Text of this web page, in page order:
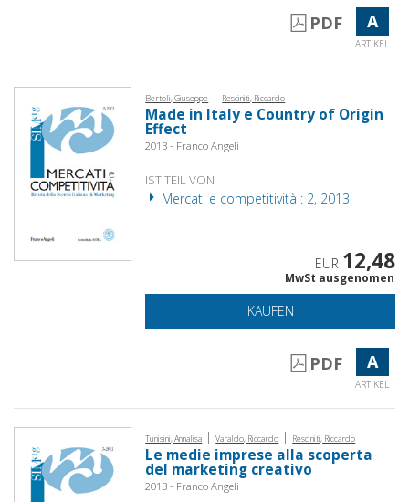
PDF A
ARTIKEL
Bertoli, Giuseppe | Resciniti, Riccardo
Made in Italy e Country of Origin
Effect
2013 - Franco Angeli
IST TEIL VON
Mercati e competitività : 2, 2013
EUR 12,48
MwSt ausgenomen
KAUFEN
PDF A
ARTIKEL
Tunisini, Annalisa | Varaldo, Riccardo | Resciniti, Riccardo
Le medie imprese alla scoperta
del marketing creativo
2013 - Franco Angeli